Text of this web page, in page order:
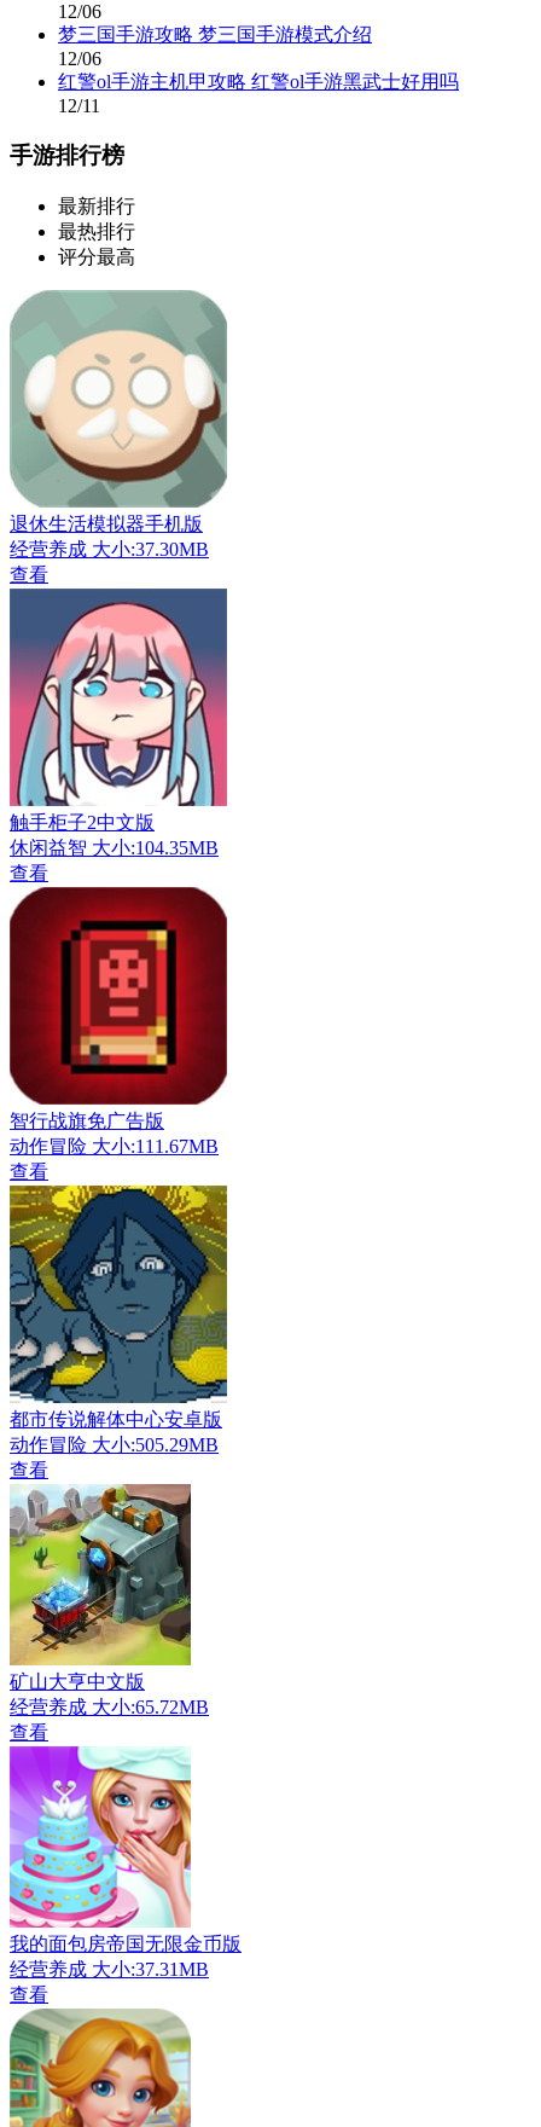
12/06
梦三国手游攻略 梦三国手游模式介绍
12/06
红警ol手游主机甲攻略 红警ol手游黑武士好用吗
12/11
手游排行榜
最新排行
最热排行
评分最高
退休生活模拟器手机版
经营养成 大小:37.30MB
查看
触手柜子2中文版
休闲益智 大小:104.35MB
查看
智行战旗免广告版
动作冒险 大小:111.67MB
查看
都市传说解体中心安卓版
动作冒险 大小:505.29MB
查看
矿山大亨中文版
经营养成 大小:65.72MB
查看
我的面包房帝国无限金币版
经营养成 大小:37.31MB
查看